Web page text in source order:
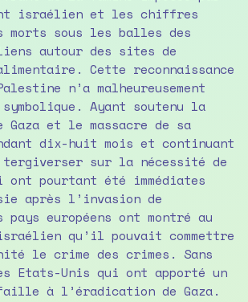
israélien et les chiffres
morts sous les balles des
autour des sites de
Cette reconnaissance
n’a malheureusement
Ayant soutenu la
et le massacre de sa
dix-huit mois et continuant
tergiverser sur la nécessité de
ont pourtant été immédiates
après l’invasion de
européens ont montré au
israélien qu’il pouvait commettre
le crime des crimes. Sans
Etats-Unis qui ont apporté un
à l’éradication de Gaza.